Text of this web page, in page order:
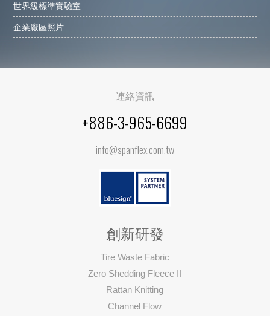
世界級標準實驗室
企業廠區照片
連絡資訊
+886-3-965-6699
info@spanflex.com.tw
創新研發
Tire Waste Fabric
Zero Shedding Fleece II
Rattan Knitting
Channel Flow